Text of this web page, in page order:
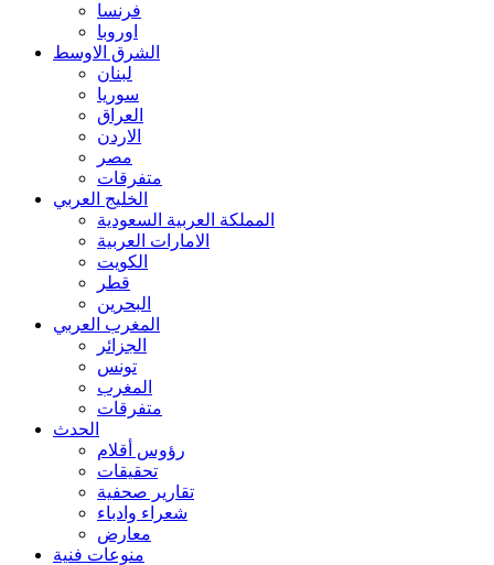
فرنسا
اوروبا
الشرق الاوسط
لبنان
سوريا
العراق
الاردن
مصر
متفرقات
الخليج العربي
المملكة العربية السعودية
الامارات العربية
الكويت
قطر
البحرين
المغرب العربي
الجزائر
تونس
المغرب
متفرقات
الحدث
رؤوس أقلام
تحقيقات
تقارير صحفية
شعراء وادباء
معارض
منوعات فنية